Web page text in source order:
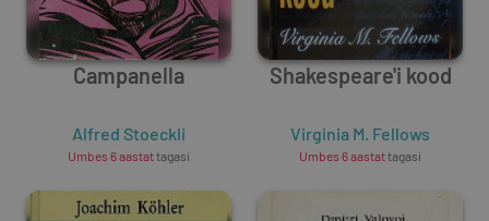
Campanella
Alfred Stoeckli
Umbes 6 aastattagasi
Shakespeare'i kood
Virginia M. Fellows
Umbes 6 aastattagasi